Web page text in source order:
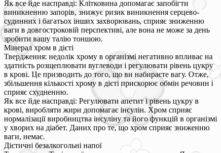
Як все йде насправді: Клітковина допомагає запобігти
виникненню запорів, знижує ризик виникнення серцево-
судинних і багатьох інших захворювань, сприяє зниженню
ваги в довгостроковій перспективі, але вона не може за день
зробити вашу талію тоншою.
Мінерал хром в дієті
Твердження: недолік хрому в організмі негативно впливає на
здатність розщеплювати вуглеводи і регулювати рівень цукру
в крові. Це призводить до того, що ви набираєте вагу. Отже,
збільшення кількості хрому в дієті прискорює обмін речовин і
сприяє схудненню.
Як все йде насправді: Регулювати апетит і рівень цукру в
крові, виробляти жири допомагає інсулін. Хром сприяє
нормалізації виробництва інсуліну та його функцій в організмі
у хворих на діабет. Даних про те, що хром сприяє зниженню
ваги, немає.
Дієтичні безалкогольні напої